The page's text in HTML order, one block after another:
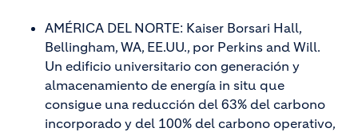
AMÉRICA DEL NORTE: Kaiser Borsari Hall,
Bellingham, WA, EE.UU., por Perkins and Will.
Un edificio universitario con generación y
almacenamiento de energía in situ que
consigue una reducción del 63% del carbono
incorporado y del 100% del carbono operativo,